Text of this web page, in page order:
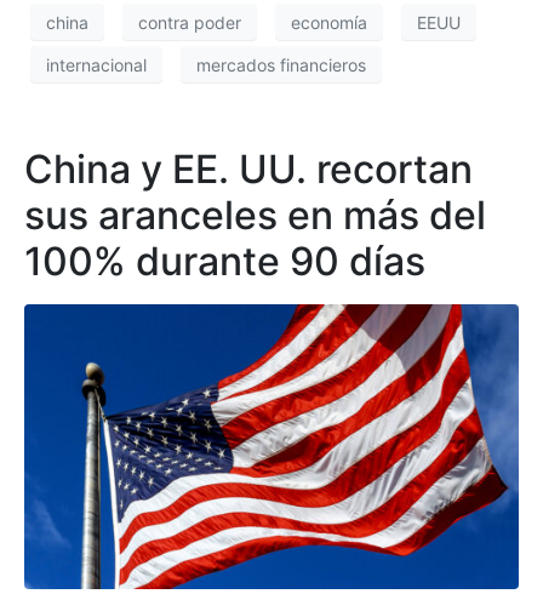
china contra poder economía EEUU
internacional mercados financieros
China y EE. UU. recortan
sus aranceles en más del
100% durante 90 días